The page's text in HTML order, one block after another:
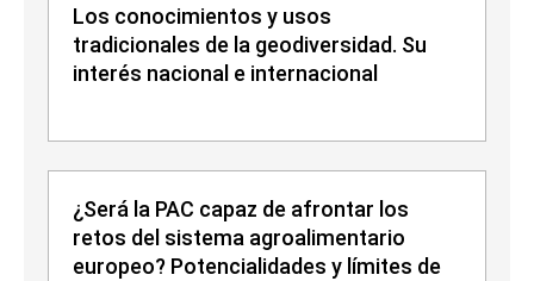
Los conocimientos y usos
tradicionales de la geodiversidad. Su
interés nacional e internacional
¿Será la PAC capaz de afrontar los
retos del sistema agroalimentario
europeo? Potencialidades y límites de